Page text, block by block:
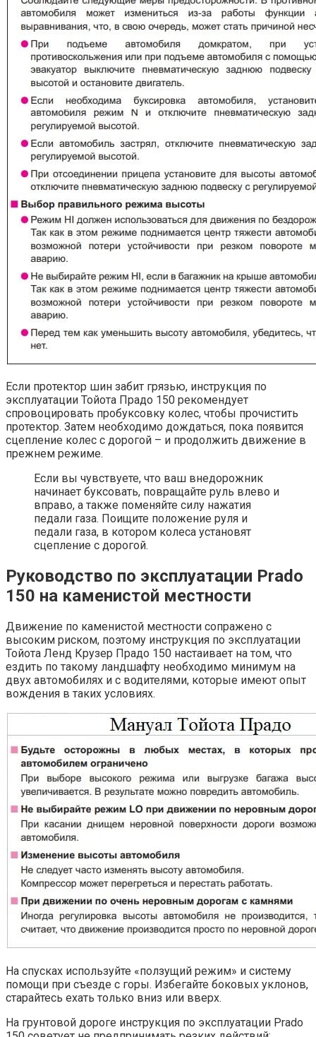
Если протектор шин забит грязью, инструкция по
эксплуатации Тойота Прадо 150 рекомендует
спровоцировать пробуксовку колес, чтобы прочистить
протектор. Затем необходимо дождаться, пока появится
сцепление колес с дорогой – и продолжить движение в
прежнем режиме.
Если вы чувствуете, что ваш внедорожник
начинает буксовать, повращайте руль влево и
вправо, а также поменяйте силу нажатия
педали газа. Поищите положение руля и
педали газа, в котором колеса установят
сцепление с дорогой.
Руководство по эксплуатации Prado
150 на каменистой местности
Движение по каменистой местности сопражено с
высоким риском, поэтому инструкция по эксплуатации
Тойота Ленд Крузер Прадо 150 настаивает на том, что
ездить по такому ландшафту необходимо минимум на
двух автомобилях и с водителями, которые имеют опыт
вождения в таких условиях.
На спусках используйте «ползущий режим» и систему
помощи при съезде с горы. Избегайте боковых уклонов,
старайтесь ехать только вниз или вверх.
На грунтовой дороге инструкция по эксплуатации Prado